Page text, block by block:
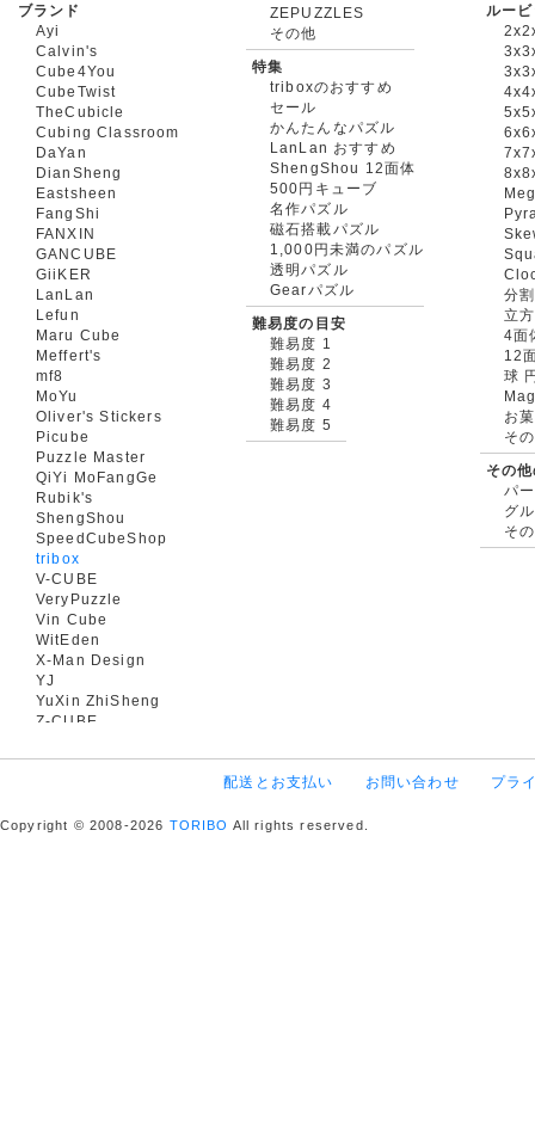
ブランド
Ayi
Calvin's
Cube4You
CubeTwist
TheCubicle
Cubing Classroom
DaYan
DianSheng
Eastsheen
FangShi
FANXIN
GANCUBE
GiiKER
LanLan
Lefun
Maru Cube
Meffert's
mf8
MoYu
Oliver's Stickers
Picube
Puzzle Master
QiYi MoFangGe
Rubik's
ShengShou
SpeedCubeShop
tribox
V-CUBE
VeryPuzzle
Vin Cube
WitEden
X-Man Design
YJ
YuXin ZhiSheng
Z-CUBE
ZEPUZZLES
その他
特集
triboxのおすすめ
セール
かんたんなパズル
LanLan おすすめ
ShengShou 12面体
500円キューブ
名作パズル
磁石搭載パズル
1,000円未満のパズル
透明パズル
Gearパズル
難易度の目安
難易度 1
難易度 2
難易度 3
難易度 4
難易度 5
ルー
分
立
4面
12
球
お
そ
その
パ
グ
そ
配送とお支払い お問い合わせ プラ
Copyright © 2008-2026 TORIBO All rights reserved.